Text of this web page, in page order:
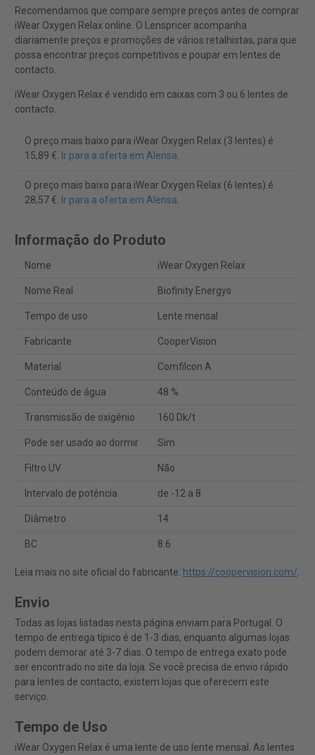
Recomendamos que compare sempre preços antes de comprar
iWear Oxygen Relax online. O Lenspricer acompanha
diariamente preços e promoções de vários retalhistas, para que
possa encontrar preços competitivos e poupar em lentes de
contacto.
iWear Oxygen Relax é vendido em caixas com 3 ou 6 lentes de
contacto.
O preço mais baixo para iWear Oxygen Relax (3 lentes) é
15,89 €. Ir para a oferta em Alensa.
O preço mais baixo para iWear Oxygen Relax (6 lentes) é
28,57 €. Ir para a oferta em Alensa.
Informação do Produto
Nome iWear Oxygen Relax
Nome Real Biofinity Energys
Tempo de uso Lente mensal
Fabricante CooperVision
Material Comfilcon A
Conteúdo de água 48 %
Transmissão de oxigênio 160 Dk/t
Pode ser usado ao dormir Sim
Filtro UV Não
Intervalo de potência de -12 a 8
Diâmetro 14
BC 8.6
Leia mais no site oficial do fabricante: https://coopervision.com/.
Envio
Todas as lojas listadas nesta página enviam para Portugal. O
tempo de entrega típico é de 1-3 dias, enquanto algumas lojas
podem demorar até 3-7 dias. O tempo de entrega exato pode
ser encontrado no site da loja. Se você precisa de envio rápido
para lentes de contacto, existem lojas que oferecem este
serviço.
Tempo de Uso
iWear Oxygen Relax é uma lente de uso lente mensal. As lentes